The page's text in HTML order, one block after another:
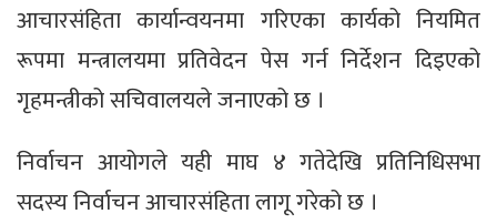
आचारसंहिता कार्यान्वयनमा गरिएका कार्यको नियमित
रूपमा मन्त्रालयमा प्रतिवेदन पेस गर्न निर्देशन दिइएको
गृहमन्त्रीको सचिवालयले जनाएको छ ।
निर्वाचन आयोगले यही माघ ४ गतेदेखि प्रतिनिधिसभा
सदस्य निर्वाचन आचारसंहिता लागू गरेको छ ।